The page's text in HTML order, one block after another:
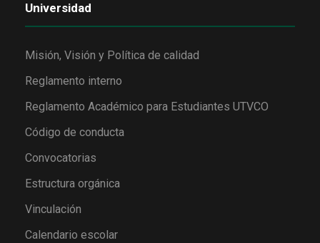
Universidad
Misión, Visión y Política de calidad
Reglamento interno
Reglamento Académico para Estudiantes UTVCO
Código de conducta
Convocatorias
Estructura orgánica
Vinculación
Calendario escolar